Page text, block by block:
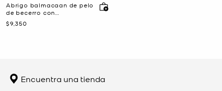
Abrigo balmacaan de pelo
de becerro con
estampado de jaguar
Ahora
$9,350
Encuentra una tienda